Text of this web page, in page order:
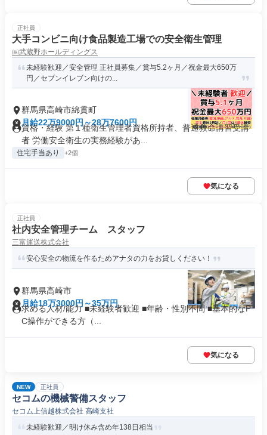
正社員
大手コンビニ向け食品製造工場での安全衛生管理
㈱武蔵野ホールディングス
未経験歓迎／安全管理 正社員募集／賞与5.2ヶ月／祝金最大650万
円／セブンイレブン向けの...
群馬県高崎市綿貫町
月給22万9000円～28万7600円
資格・経験 第１種衛生管理者資格所持者、普通救命講習受講
者 労働安全衛生の実務経験があ...
住宅手当あり +2個
気になる
正社員
社内安全管理チーム スタッフ
三富運送株式会社
安心安全の物流を作るためアナタの力をお貸しください！
群馬県高崎市
月給18万3000円～35万円
求める人材/能力 ■未経験者歓迎 ■年齢・性別不問 ■基本的なP
C操作ができる方（...
気になる
NEW 正社員
セコムの機械警備スタッフ
セコム上信越株式会社 高崎支社
未経験歓迎／明け休み含め年138日相当